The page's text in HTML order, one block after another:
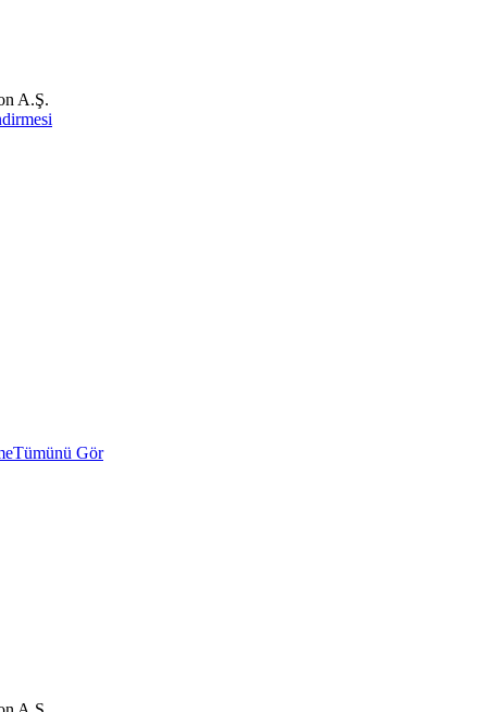
A.Ş.
Tümünü Gör